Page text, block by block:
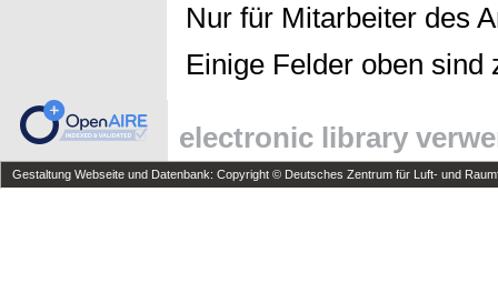
Nur für Mitarbeiter des
Einige Felder oben
electronic library
Gestaltung Webseite und Datenbank: Copyright © Deutsches Zentrum für Luft- und